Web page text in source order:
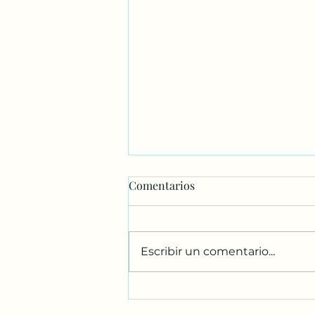
¡Hola amantes de la
Comentarios
Escribir un comentario...